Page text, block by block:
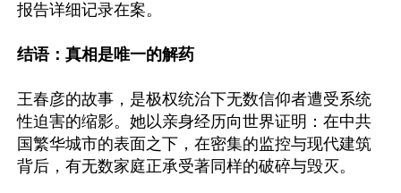
报告详细记录在案。
结语：真相是唯一的解药
王春彦的故事，是极权统治下无数信仰者遭受系统
性迫害的缩影。她以亲身经历向世界证明：在中共
国繁华城市的表面之下，在密集的监控与现代建筑
背后，有无数家庭正承受著同样的破碎与毁灭。